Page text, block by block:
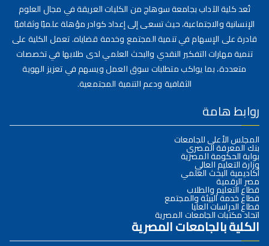
تُعد كلية الآداب بجامعة سوهاج من الكليات العريقة في مجال العلوم
الإنسانية والاجتماعية، حيث تسعى إلى إعداد كوادر مؤهلة علميًا وثقافيًا
قادرة على الإسهام في تنمية المجتمع وخدمة قضاياه. تعمل الكلية على
تنمية مهارات التفكير النقدي والبحث العلمي لدى طلابها في تخصصات
متعددة، بما يواكب متطلبات سوق العمل ويسهم في تعزيز الهوية
الثقافية ودعم التنمية المجتمعية.
روابط هامة
المجلس الأعلى للجامعات
بنك المعرفة المصري
بوابة الحكومة المصرية
وزارة التعليم العالي
أكاديمية البحث العلمي
مصر الرقمية
قطاع التعليم والطلاب
قطاع خدمة البيئة والمجتمع
قطاع الدراسات العليا
اتحاد مكتبات الجامعات المصرية
الكلية بالجامعات المصرية